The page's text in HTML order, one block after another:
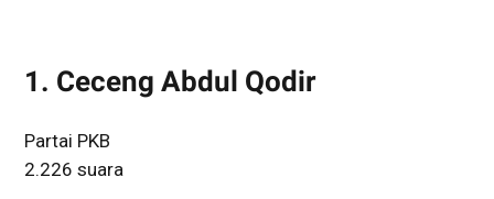
1. Ceceng Abdul Qodir
Partai PKB
2.226 suara